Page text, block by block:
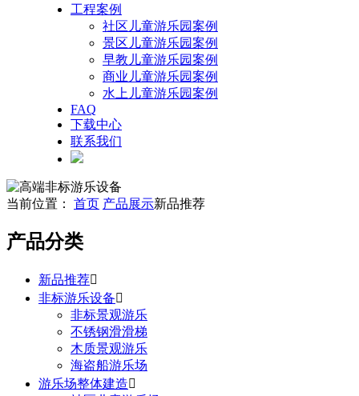
工程案例
社区儿童游乐园案例
景区儿童游乐园案例
早教儿童游乐园案例
商业儿童游乐园案例
水上儿童游乐园案例
FAQ
下载中心
联系我们
当前位置： 首页 产品展示新品推荐
产品分类
新品推荐
非标游乐设备
非标景观游乐
不锈钢滑滑梯
木质景观游乐
海盗船游乐场
游乐场整体建造